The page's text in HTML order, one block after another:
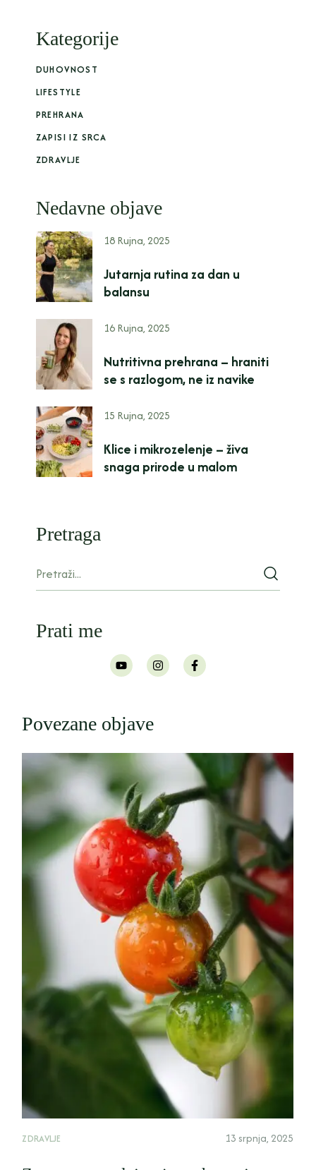
Kategorije
DUHOVNOST
LIFESTYLE
PREHRANA
ZAPISI IZ SRCA
ZDRAVLJE
Nedavne objave
18 Rujna, 2025
Jutarnja rutina za dan u
balansu
16 Rujna, 2025
Nutritivna prehrana – hraniti
se s razlogom, ne iz navike
15 Rujna, 2025
Klice i mikrozelenje – živa
snaga prirode u malom
Pretraga
Prati me
Povezane objave
ZDRAVLJE 13 srpnja, 2025